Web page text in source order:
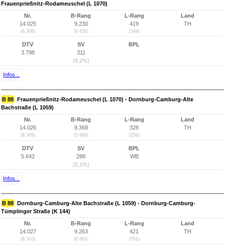
Frauenprießnitz-Rodameuschel (L 1070)
Nr.
14.025
(8.308)
B-Rang
9.230
(6.828)
L-Rang
419
(349)
Land
TH
DTV
3.798
SV
311
(8,2%)
BPL
Infos...
B 88 Frauenprießnitz-Rodameuschel (L 1070) - Dornburg-Camburg-Alte
Bachstraße (L 1059)
Nr.
14.026
(8.309)
B-Rang
8.368
(5.968)
L-Rang
328
(258)
Land
TH
DTV
5.642
SV
288
(5,1%)
BPL
WB
Infos...
B 88 Dornburg-Camburg-Alte Bachstraße (L 1059) - Dornburg-Camburg-
Tümplinger Straße (K 144)
Nr.
14.027
(8.310)
B-Rang
9.263
(6.861)
L-Rang
421
(351)
Land
TH